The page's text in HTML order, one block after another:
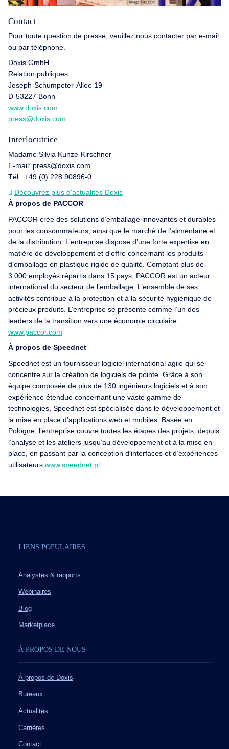
Contact
Pour toute question de presse, veuillez nous contacter par e-mail
ou par téléphone.
Doxis GmbH
Relation publiques
Joseph-Schumpeter-Allee 19
D-53227 Bonn
www.doxis.com
press@doxis.com
Interlocutrice
Madame Silvia Kunze-Kirschner
E-mail: press@doxis.com
Tél.: +49 (0) 228 90896-0
Découvrez plus d'actualités Doxis
À propos de PACCOR
PACCOR crée des solutions d’emballage innovantes et durables
pour les consommateurs, ainsi que le marché de l’alimentaire et
de la distribution. L’entreprise dispose d’une forte expertise en
matière de développement et d’offre concernant les produits
d’emballage en plastique rigide de qualité. Comptant plus de
3 000 employés répartis dans 15 pays, PACCOR est un acteur
international du secteur de l’emballage. L’ensemble de ses
activités contribue à la protection et à la sécurité hygiénique de
précieux produits. L’entreprise se présente comme l’un des
leaders de la transition vers une économie circulaire.
www.paccor.com
À propos de Speednet
Speednet est un fournisseur logiciel international agile qui se
concentre sur la création de logiciels de pointe. Grâce à son
équipe composée de plus de 130 ingénieurs logiciels et à son
expérience étendue concernant une vaste gamme de
technologies, Speednet est spécialisée dans le développement et
la mise en place d’applications web et mobiles. Basée en
Pologne, l’entreprise couvre toutes les étapes des projets, depuis
l’analyse et les ateliers jusqu’au développement et à la mise en
place, en passant par la conception d’interfaces et d’expériences
utilisateurs. www.speednet.pl
LIENS POPULAIRES
Analystes & rapports
Webinaires
Blog
Marketplace
À PROPOS DE NOUS
À propos de Doxis
Bureaux
Actualités
Carrières
Contact